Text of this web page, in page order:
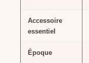
Accessoire
essentiel
Époque